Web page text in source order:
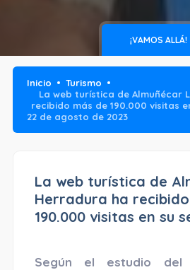
¡VAMOS ALLÁ!
Inicio
Turismo
La web turística de Almuñécar
recibido más de 190.000 visitas
22 de agosto de 2023
La web turística de
Herradura ha
190.000 visitas en su
Según el estudio del